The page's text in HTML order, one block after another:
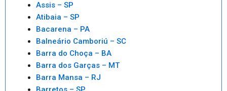
Assis – SP
Atibaia – SP
Bacarena – PA
Balneário Camboriú – SC
Barra do Choça – BA
Barra dos Garças – MT
Barra Mansa – RJ